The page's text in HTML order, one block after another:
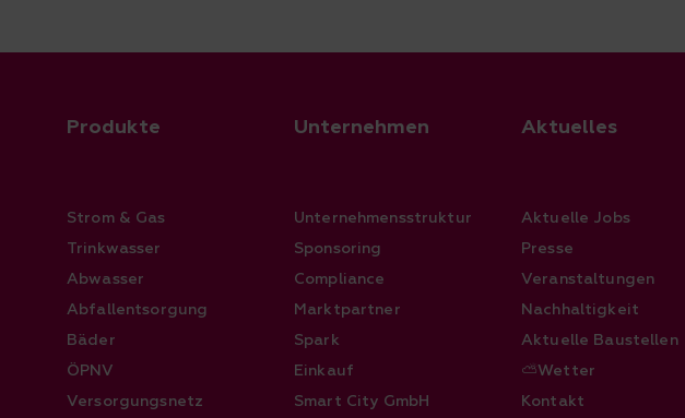
Produkte
Strom & Gas
Trinkwasser
Abwasser
Abfallentsorgung
Bäder
ÖPNV
Versorgungsnetz
Unternehmen
Unternehmensstruktur
Sponsoring
Compliance
Marktpartner
Spark
Einkauf
Smart City GmbH
Aktuelles
Aktuelle Jobs
Presse
Veranstaltungen
Nachhaltigkeit
Aktuelle Baustellen
⛅Wetter
Kontakt